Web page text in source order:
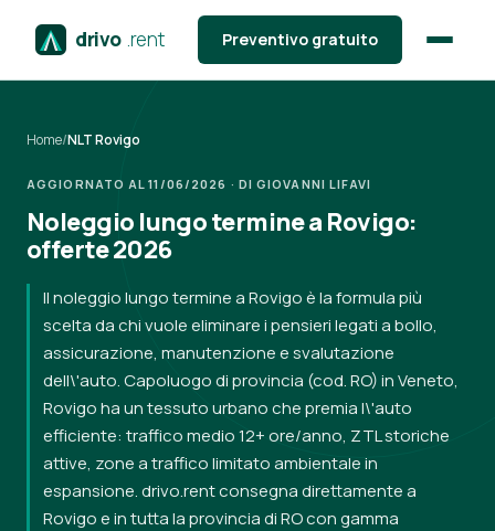
drivo .rent Preventivo gratuito
Home/NLT Rovigo
AGGIORNATO AL 11/06/2026 · DI GIOVANNI LIFAVI
Noleggio lungo termine a Rovigo:
offerte 2026
Il noleggio lungo termine a Rovigo è la formula più
scelta da chi vuole eliminare i pensieri legati a bollo,
assicurazione, manutenzione e svalutazione
dell\'auto. Capoluogo di provincia (cod. RO) in Veneto,
Rovigo ha un tessuto urbano che premia l\'auto
efficiente: traffico medio 12+ ore/anno, ZTL storiche
attive, zone a traffico limitato ambientale in
espansione. drivo.rent consegna direttamente a
Rovigo e in tutta la provincia di RO con gamma